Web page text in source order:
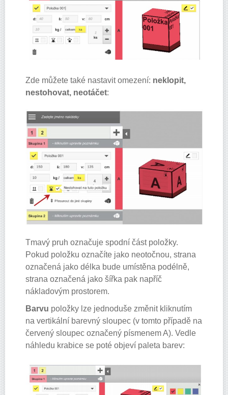
Zde můžete také nastavit omezení: neklopit,
nestohovat, neotáčet:
Tmavý pruh označuje spodní část položky.
Pokud položku označíte jako neotočnou, strana
označená jako délka bude umístěna podélně,
strana označená jako šířka pak napříč
nákladovým prostorem.
Barvu položky lze jednoduše změnit kliknutím
na vertikální barevný sloupec (v tomto případě na
červený sloupec označený písmenem A). Vedle
náhledu krabice se poté objeví paleta barev: